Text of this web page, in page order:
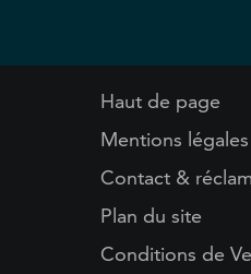
Haut de page
Mentions légales
Contact &
Plan du site
Conditions de